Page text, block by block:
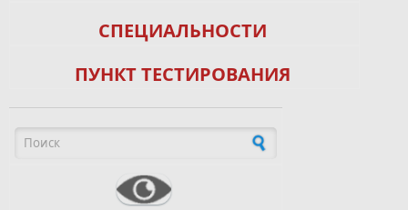
СПЕЦИАЛЬНОСТИ
ПУНКТ ТЕСТИРОВАНИЯ